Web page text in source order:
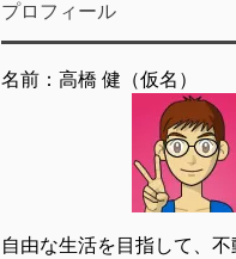
プロフィール
名前：高橋 健（仮名）
自由な生活を目指して、